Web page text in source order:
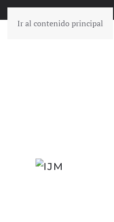
Ir al contenido principal